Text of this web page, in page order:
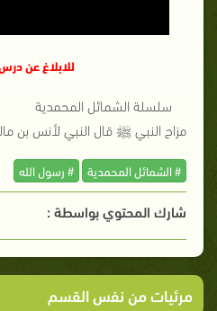
للابلاغ عن
سلسلة الشمائل المحمدية
مزاح النبي ﷺ قال النبي لأنس بن
# الشمائل المحمدية # رسول الله
شارك المحتوي بواسطة :
مرئيات من نفس القسم